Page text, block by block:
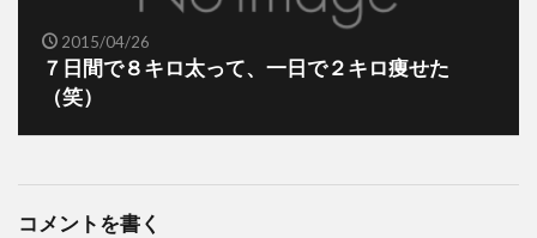
2015/04/26
７日間で８キロ太って、一日で２キロ痩せた
（笑）
コメントを書く